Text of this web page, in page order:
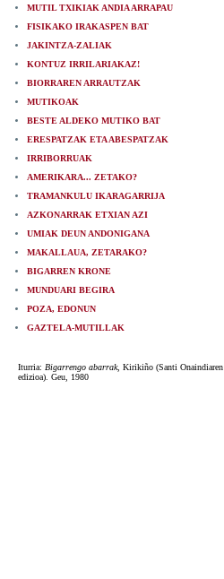
MUTIL TXIKIAK ANDIA ARRAPAU
FISIKAKO IRAKASPEN BAT
JAKINTZA-ZALIAK
KONTUZ IRRILARIAKAZ!
BIORRAREN ARRAUTZAK
MUTIKOAK
BESTE ALDEKO MUTIKO BAT
ERESPATZAK ETA ABESPATZAK
IRRIBORRUAK
AMERIKARA... ZETAKO?
TRAMANKULU IKARAGARRIJA
AZKONARRAK ETXIAN AZI
UMIAK DEUN ANDONIGANA
MAKALLAUA, ZETARAKO?
BIGARREN KRONE
MUNDUARI BEGIRA
POZA, EDONUN
GAZTELA-MUTILLAK
Iturria: Bigarrengo abarrak, Kirikiño (Santi Onaindiaren
edizioa). Geu, 1980